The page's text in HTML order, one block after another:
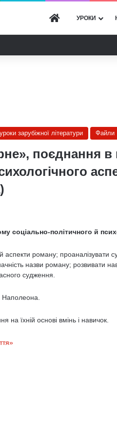
ГОЛОВНА
УРОКИ
зарубіжної літератури Файли
поєднання
соціально-політичного й
аспекти роману; проаналізувати
назви роману; розвивати
судження.
Наполеона.
на їхній основі вмінь і навичок.